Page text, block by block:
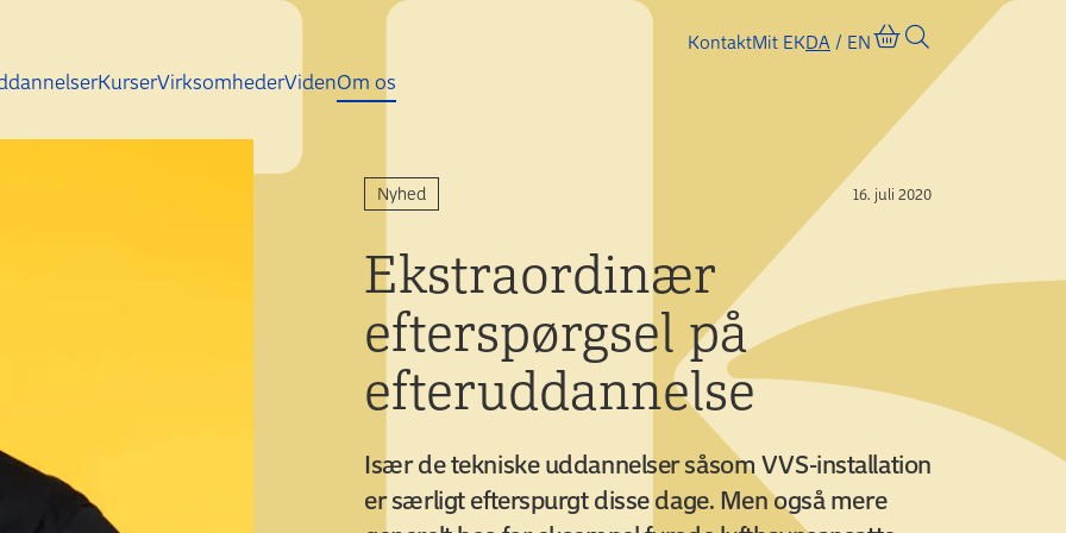
Gå direkte til indhold
KurserVirksomhederVidenOm os
KontaktMit EKDA EN
Nyhed 16. juli 2020
Ekstraordinær
efterspørgsel på
efteruddannelse
Især de tekniske uddannelser såsom VVS-installation
er særligt efterspurgt disse dage. Men også mere